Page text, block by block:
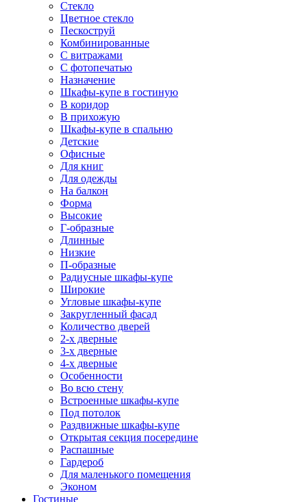
Стекло
Цветное стекло
Пескоструй
Комбинированные
С витражами
С фотопечатью
Назначение
Шкафы-купе в гостиную
В коридор
В прихожую
Шкафы-купе в спальню
Детские
Офисные
Для книг
Для одежды
На балкон
Форма
Высокие
Г-образные
Длинные
Низкие
П-образные
Радиусные шкафы-купе
Широкие
Угловые шкафы-купе
Закругленный фасад
Количество дверей
2-х дверные
3-х дверные
4-х дверные
Особенности
Во всю стену
Встроенные шкафы-купе
Под потолок
Раздвижные шкафы-купе
Открытая секция посередине
Распашные
Гардероб
Для маленького помещения
Эконом
Гостиные